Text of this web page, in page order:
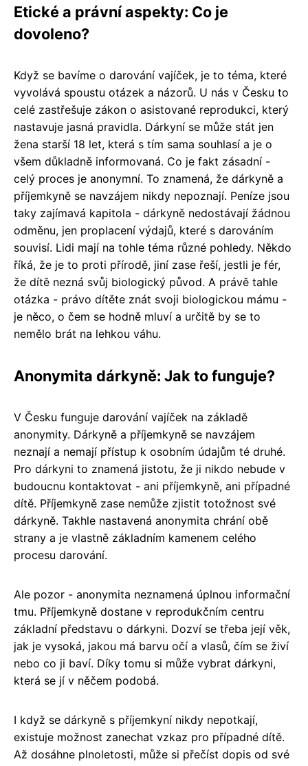
Etické a právní aspekty: Co je
dovoleno?
Když se bavíme o darování vajíček, je to téma, které
vyvolává spoustu otázek a názorů. U nás v Česku to
celé zastřešuje zákon o asistované reprodukci, který
nastavuje jasná pravidla. Dárkyní se může stát jen
žena starší 18 let, která s tím sama souhlasí a je o
všem důkladně informovaná. Co je fakt zásadní -
celý proces je anonymní. To znamená, že dárkyně a
příjemkyně se navzájem nikdy nepoznají. Peníze jsou
taky zajímavá kapitola - dárkyně nedostávají žádnou
odměnu, jen proplacení výdajů, které s darováním
souvisí. Lidi mají na tohle téma různé pohledy. Někdo
říká, že je to proti přírodě, jiní zase řeší, jestli je fér,
že dítě nezná svůj biologický původ. A právě tahle
otázka - právo dítěte znát svoji biologickou mámu -
je něco, o čem se hodně mluví a určitě by se to
nemělo brát na lehkou váhu.
Anonymita dárkyně: Jak to funguje?
V Česku funguje darování vajíček na základě
anonymity. Dárkyně a příjemkyně se navzájem
neznají a nemají přístup k osobním údajům té druhé.
Pro dárkyni to znamená jistotu, že ji nikdo nebude v
budoucnu kontaktovat - ani příjemkyně, ani případné
dítě. Příjemkyně zase nemůže zjistit totožnost své
dárkyně. Takhle nastavená anonymita chrání obě
strany a je vlastně základním kamenem celého
procesu darování.
Ale pozor - anonymita neznamená úplnou informační
tmu. Příjemkyně dostane v reprodukčním centru
základní představu o dárkyni. Dozví se třeba její věk,
jak je vysoká, jakou má barvu očí a vlasů, čím se živí
nebo co ji baví. Díky tomu si může vybrat dárkyni,
která se jí v něčem podobá.
I když se dárkyně s příjemkyní nikdy nepotkají,
existuje možnost zanechat vzkaz pro případné dítě.
Až dosáhne plnoletosti, může si přečíst dopis od své